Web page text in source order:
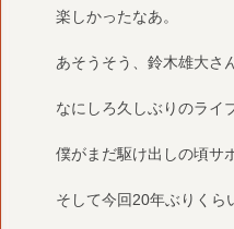
楽しかったなあ。
あそうそう、鈴木雄大さ
なにしろ久しぶりのライ
僕がまだ駆け出しの頃サ
そして今回20年ぶりくら